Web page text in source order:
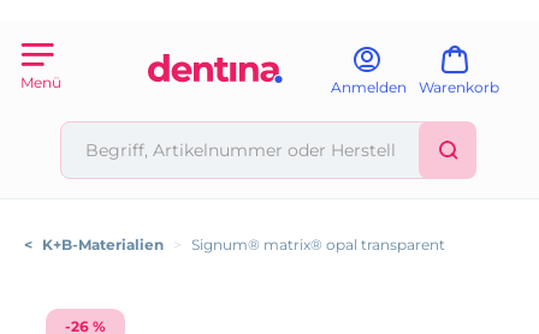
Menü Anmelden Warenkorb
< K+B-Materialien > Signum® matrix® opal transparent
-26 %